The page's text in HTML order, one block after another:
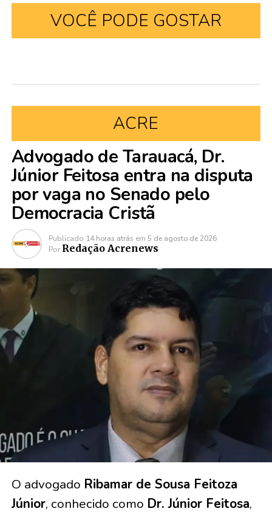
VOCÊ PODE GOSTAR
ACRE
Advogado de Tarauacá, Dr.
Júnior Feitosa entra na disputa
por vaga no Senado pelo
Democracia Cristã
Publicado 14 horas atrás em 5 de agosto de 2026
Por Redação Acrenews
O advogado Ribamar de Sousa Feitoza
Júnior, conhecido como Dr. Júnior Feitosa,